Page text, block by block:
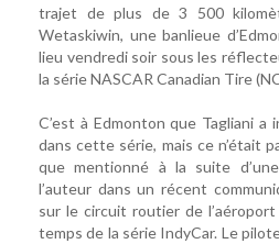
trajet de plus de 3 500
Wetaskiwin, une banlieue
lieu vendredi soir sous les
la série NASCAR Canadian Tire
C’est à Edmonton que Tagliani
dans cette série, mais ce n’était
que mentionné à la suite
l’auteur dans un récent
sur le circuit routier de l’aéroport
temps de la série IndyCar. Le